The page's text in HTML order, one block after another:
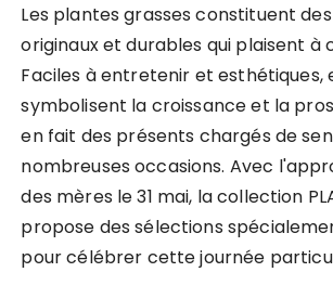
Les plantes grasses constituent
originaux et durables qui plaisent à
Faciles à entretenir et esthétiques,
symbolisent la croissance et la
en fait des présents chargés de
nombreuses occasions. Avec
des mères le 31 mai, la collection
propose des sélections
pour célébrer cette journée